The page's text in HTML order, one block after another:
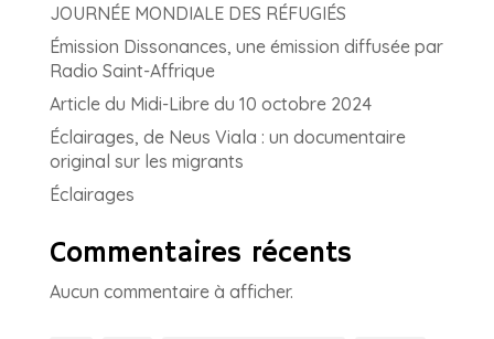
JOURNÉE MONDIALE DES RÉFUGIÉS
Émission Dissonances, une émission diffusée par
Radio Saint-Affrique
Article du Midi-Libre du 10 octobre 2024
Éclairages, de Neus Viala : un documentaire
original sur les migrants
Éclairages
Commentaires récents
Aucun commentaire à afficher.